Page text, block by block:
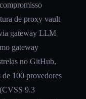
de proxy vault
gateway LLM
gateway
no GitHub,
de 100 provedores
9.3